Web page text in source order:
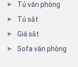
Tủ văn phòng
Tủ sắt
Giá sắt
Sofa văn phòng